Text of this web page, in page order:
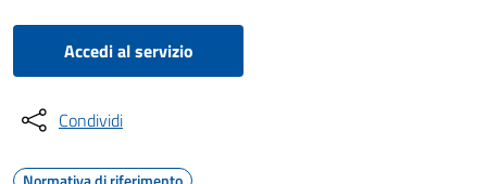
Accedi al servizio
Condividi